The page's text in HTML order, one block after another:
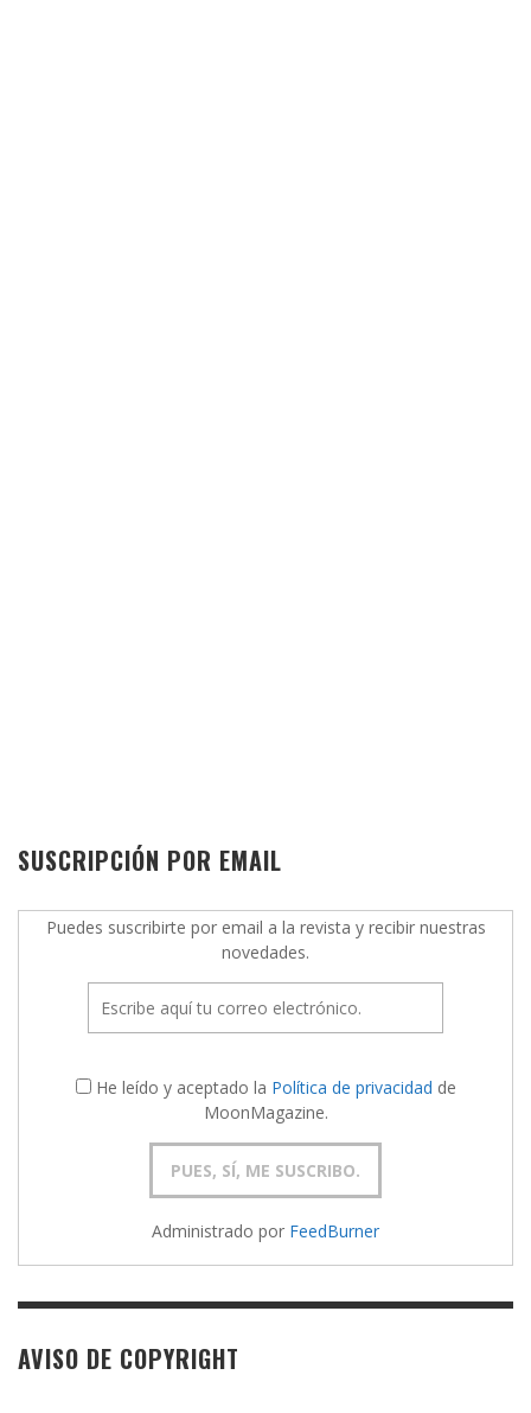
SUSCRIPCIÓN POR EMAIL
Puedes suscribirte por email a la revista y recibir nuestras
novedades.
He leído y aceptado la Política de privacidad de
MoonMagazine.
Administrado por FeedBurner
AVISO DE COPYRIGHT